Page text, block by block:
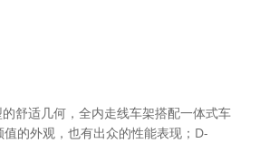
舒适几何，全内走线车架搭配一体式车
的外观，也有出众的性能表现；D-